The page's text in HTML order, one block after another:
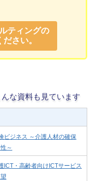
ティングの
さい。
な資料も見ています
ビジネス ～介護人材の確保
～
ICT・高齢者向けICTサービス